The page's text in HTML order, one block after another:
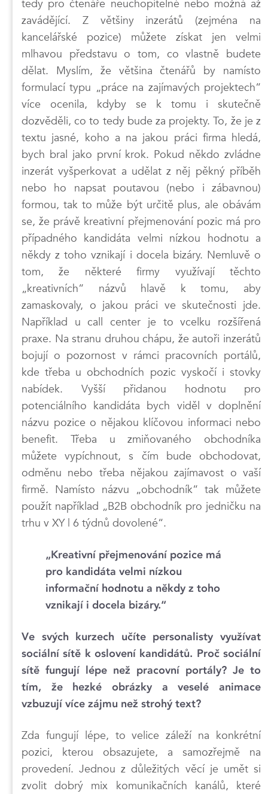
tedy pro čtenáře neuchopitelné nebo možná až
zavádějící. Z většiny inzerátů (zejména na
kancelářské pozice) můžete získat jen velmi
mlhavou představu o tom, co vlastně budete
dělat. Myslím, že většina čtenářů by namísto
formulací typu „práce na zajímavých projektech“
více ocenila, kdyby se k tomu i skutečně
dozvěděli, co to tedy bude za projekty. To, že je z
textu jasné, koho a na jakou práci firma hledá,
bych bral jako první krok. Pokud někdo zvládne
inzerát vyšperkovat a udělat z něj pěkný příběh
nebo ho napsat poutavou (nebo i zábavnou)
formou, tak to může být určitě plus, ale obávám
se, že právě kreativní přejmenování pozic má pro
případného kandidáta velmi nízkou hodnotu a
někdy z toho vznikají i docela bizáry. Nemluvě o
tom, že některé firmy využívají těchto
„kreativních“ názvů hlavě k tomu, aby
zamaskovaly, o jakou práci ve skutečnosti jde.
Například u call center je to vcelku rozšířená
praxe. Na stranu druhou chápu, že autoři inzerátů
bojují o pozornost v rámci pracovních portálů,
kde třeba u obchodních pozic vyskočí i stovky
nabídek. Vyšší přidanou hodnotu pro
potenciálního kandidáta bych viděl v doplnění
názvu pozice o nějakou klíčovou informaci nebo
benefit. Třeba u zmiňovaného obchodníka
můžete vypíchnout, s čím bude obchodovat,
odměnu nebo třeba nějakou zajímavost o vaší
firmě. Namísto názvu „obchodník“ tak můžete
použít například „B2B obchodník pro jedničku na
trhu v XY | 6 týdnů dovolené“.
„Kreativní přejmenování pozice má
pro kandidáta velmi nízkou
informační hodnotu a někdy z toho
vznikají i docela bizáry.“
Ve svých kurzech učíte personalisty využívat
sociální sítě k oslovení kandidátů. Proč sociální
sítě fungují lépe než pracovní portály? Je to
tím, že hezké obrázky a veselé animace
vzbuzují více zájmu než strohý text?
Zda fungují lépe, to velice záleží na konkrétní
pozici, kterou obsazujete, a samozřejmě na
provedení. Jednou z důležitých věcí je umět si
zvolit dobrý mix komunikačních kanálů, které